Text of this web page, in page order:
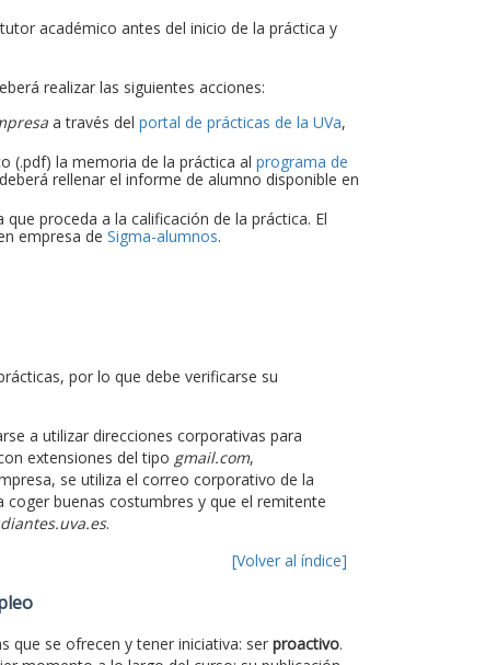
académico antes del inicio de la práctica y
realizar las siguientes acciones:
a través del portal de prácticas de la UVa,
(.pdf) la memoria de la práctica al programa de
rellenar el informe de alumno disponible en
proceda a la calificación de la práctica. El
empresa de Sigma-alumnos.
por lo que debe verificarse su
a utilizar direcciones corporativas para
extensiones del tipo gmail.com,
se utiliza el correo corporativo de la
buenas costumbres y que el remitente
.
[Volver al índice]
que se ofrecen y tener iniciativa: ser proactivo.